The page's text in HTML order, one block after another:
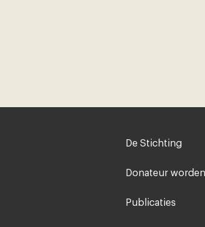
Voet
De Stichting
Donateur
Publicaties